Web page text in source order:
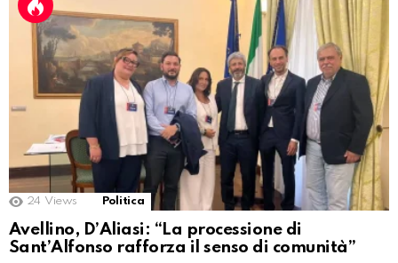
24 Views Politica
Avellino, D’Aliasi: “La processione di
Sant’Alfonso rafforza il senso di comunità”